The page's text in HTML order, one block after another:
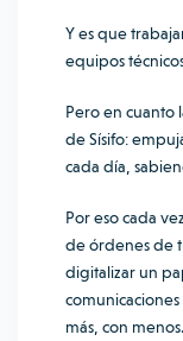
Y es que
equipos
Pero en cuanto
de Sísifo:
cada día,
Por eso cada
de órdenes de
digitalizar un
más, con menos.